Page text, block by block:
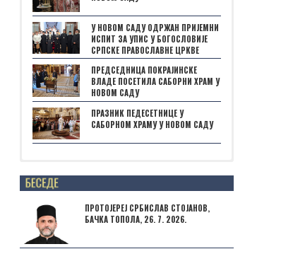
У НОВОМ САДУ ОДРЖАН ПРИЈЕМНИ
ИСПИТ ЗА УПИС У БОГОСЛОВИЈЕ
СРПСКЕ ПРАВОСЛАВНЕ ЦРКВЕ
ПРЕДСЕДНИЦА ПОКРАЈИНСКЕ
ВЛАДЕ ПОСЕТИЛА САБОРНИ ХРАМ У
НОВОМ САДУ
ПРАЗНИК ПЕДЕСЕТНИЦЕ У
САБОРНОМ ХРАМУ У НОВОМ САДУ
Posts not found
ПРОТОЈЕРЕЈ СРБИСЛАВ СТОЈАНОВ,
БАЧКА ТОПОЛА, 26. 7. 2026.